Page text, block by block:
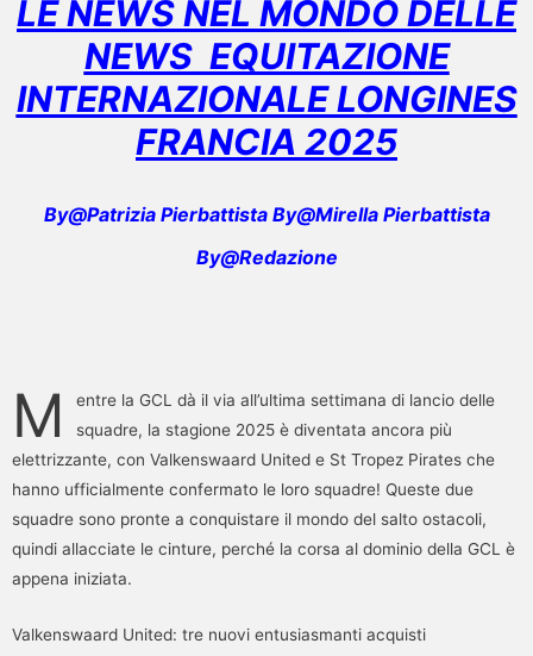
LE NEWS NEL MONDO DELLE
NEWS EQUITAZIONE
INTERNAZIONALE LONGINES
FRANCIA 2025
By@Patrizia Pierbattista By@Mirella Pierbattista
By@Redazione
M
entre la GCL dà il via all’ultima settimana di lancio delle
squadre, la stagione 2025 è diventata ancora più
elettrizzante, con Valkenswaard United e St Tropez Pirates che
hanno ufficialmente confermato le loro squadre! Queste due
squadre sono pronte a conquistare il mondo del salto ostacoli,
quindi allacciate le cinture, perché la corsa al dominio della GCL è
appena iniziata.
Valkenswaard United: tre nuovi entusiasmanti acquisti